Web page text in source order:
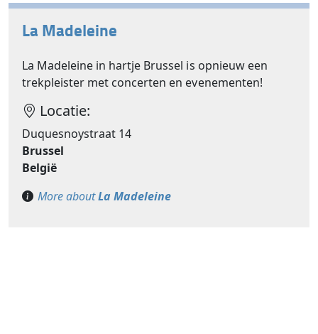
La Madeleine
La Madeleine in hartje Brussel is opnieuw een
trekpleister met concerten en evenementen!
Locatie:
Duquesnoystraat 14
Brussel
België
More aboutLa Madeleine